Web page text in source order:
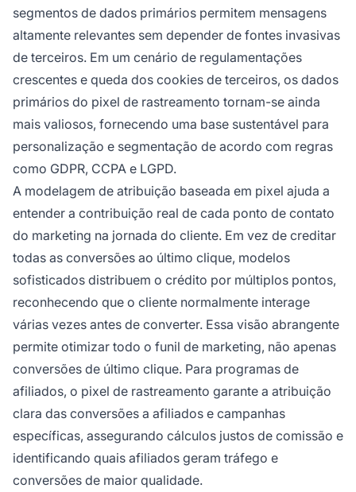
segmentos de dados primários permitem mensagens
altamente relevantes sem depender de fontes invasivas
de terceiros. Em um cenário de regulamentações
crescentes e queda dos cookies de terceiros, os dados
primários do pixel de rastreamento tornam-se ainda
mais valiosos, fornecendo uma base sustentável para
personalização e segmentação de acordo com regras
como GDPR, CCPA e LGPD.
A modelagem de atribuição baseada em pixel ajuda a
entender a contribuição real de cada ponto de contato
do marketing na jornada do cliente. Em vez de creditar
todas as conversões ao último clique, modelos
sofisticados distribuem o crédito por múltiplos pontos,
reconhecendo que o cliente normalmente interage
várias vezes antes de converter. Essa visão abrangente
permite otimizar todo o funil de marketing, não apenas
conversões de último clique. Para programas de
afiliados, o pixel de rastreamento garante a atribuição
clara das conversões a afiliados e campanhas
específicas, assegurando cálculos justos de comissão e
identificando quais afiliados geram tráfego e
conversões de maior qualidade.